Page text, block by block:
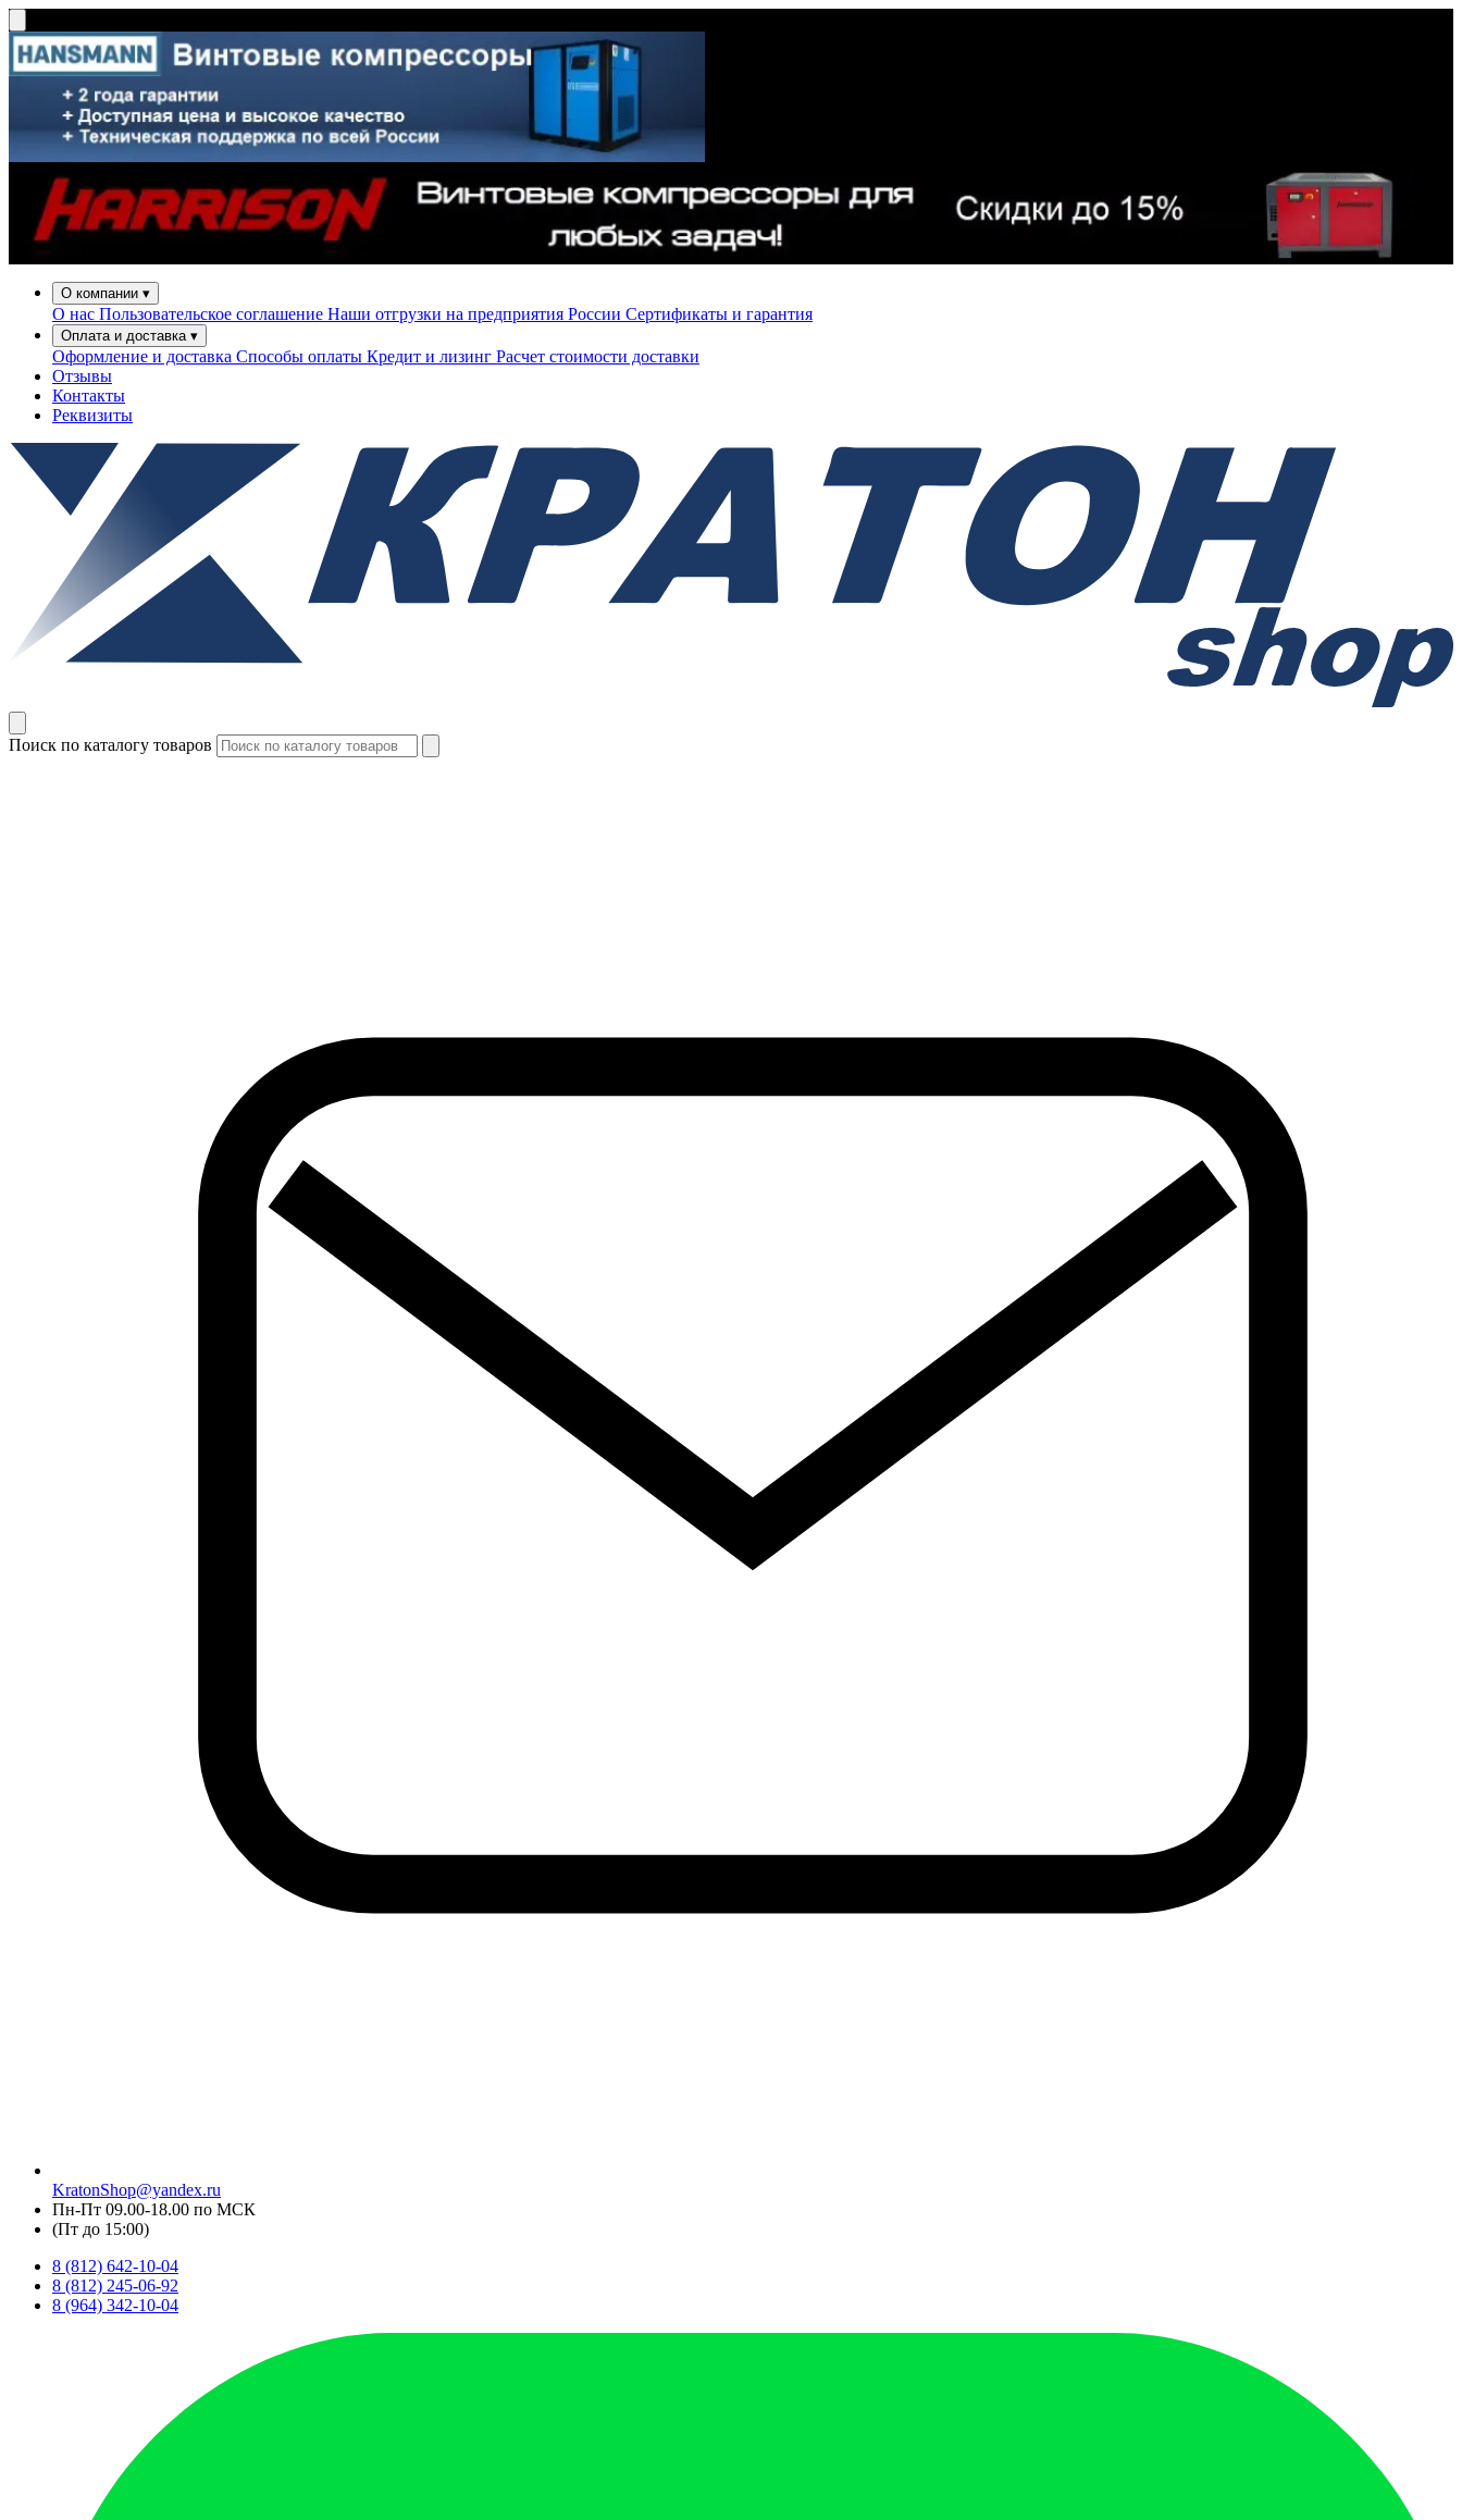
О компании ▾
О нас Пользовательское соглашение Наши отгрузки на предприятия России Сертификаты и гарантия
Оплата и доставка ▾
Оформление и доставка Способы оплаты Кредит и лизинг Расчет стоимости доставки
Отзывы
Контакты
Реквизиты
Поиск по каталогу товаров
KratonShop@yandex.ru
Пн-Пт 09.00-18.00 по МСК
(Пт до 15:00)
8 (812) 642-10-04
8 (812) 245-06-92
8 (964) 342-10-04